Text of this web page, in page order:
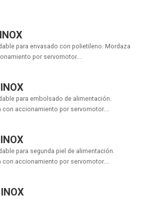
para envasado con polietileno. Mordaza
por servomotor....
para embolsado de alimentación.
accionamiento por servomotor....
para segunda piel de alimentación.
accionamiento por servomotor....